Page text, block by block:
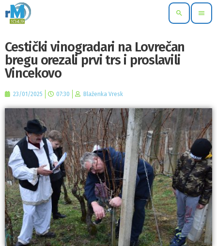
search menu
Cestički vinogradari na Lovrečan
bregu orezali prvi trs i proslavili
Vincekovo
23/01/2025 07:30 Blaženka Vresk